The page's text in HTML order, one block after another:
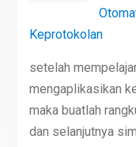
Keprotokolan
setelah
mengaplikasikan
maka buatlah
dan selanjutnya